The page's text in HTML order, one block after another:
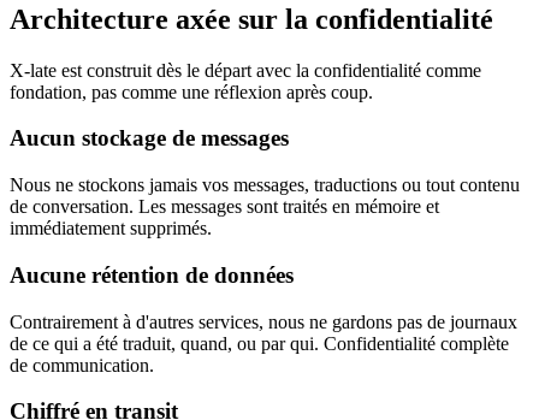
Architecture axée sur la confidentialité
X-late est construit dès le départ avec la confidentialité comme
fondation, pas comme une réflexion après coup.
Aucun stockage de messages
Nous ne stockons jamais vos messages, traductions ou tout contenu
de conversation. Les messages sont traités en mémoire et
immédiatement supprimés.
Aucune rétention de données
Contrairement à d'autres services, nous ne gardons pas de journaux
de ce qui a été traduit, quand, ou par qui. Confidentialité complète
de communication.
Chiffré en transit